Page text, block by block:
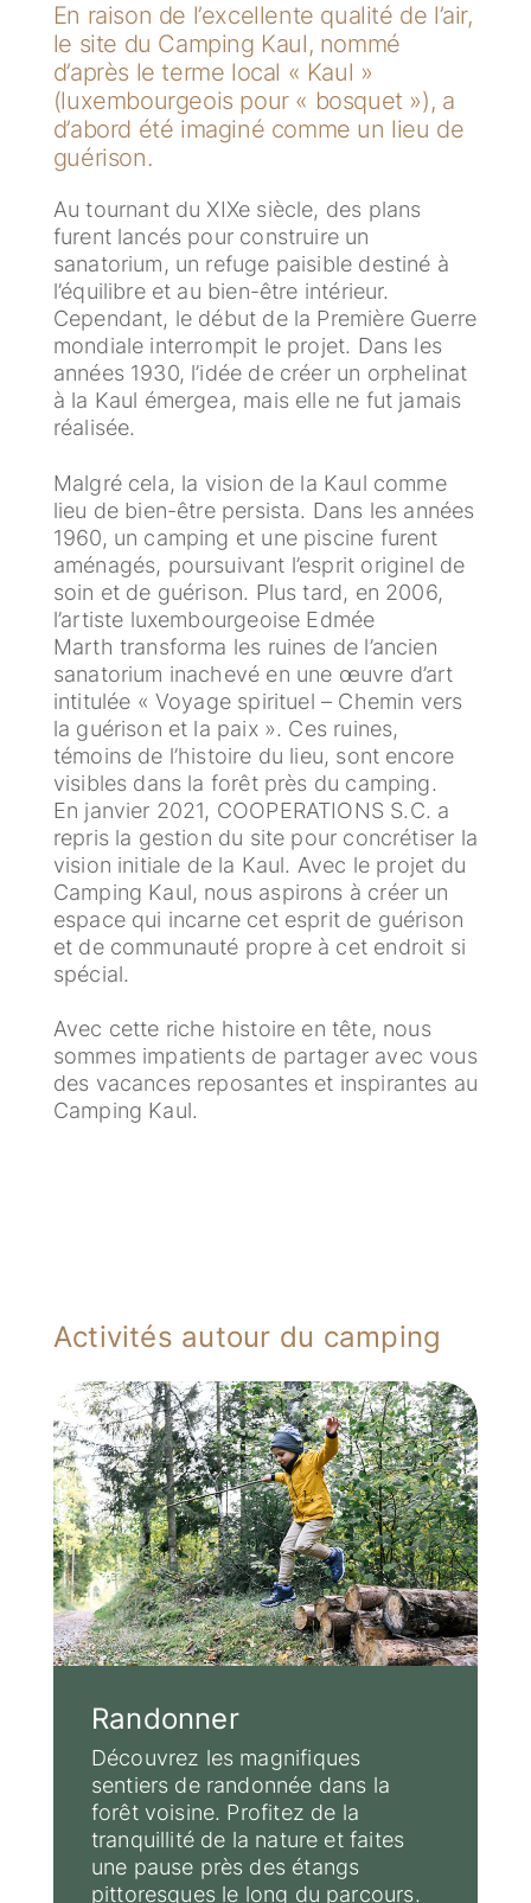
En raison de l’excellente qualité de l’air,
le site du Camping Kaul, nommé
d’après le terme local « Kaul »
(luxembourgeois pour « bosquet »), a
d’abord été imaginé comme un lieu de
guérison.
Au tournant du XIXe siècle, des plans
furent lancés pour construire un
sanatorium, un refuge paisible destiné à
l’équilibre et au bien-être intérieur.
Cependant, le début de la Première Guerre
mondiale interrompit le projet. Dans les
années 1930, l’idée de créer un orphelinat
à la Kaul émergea, mais elle ne fut jamais
réalisée.
Malgré cela, la vision de la Kaul comme
lieu de bien-être persista. Dans les années
1960, un camping et une piscine furent
aménagés, poursuivant l’esprit originel de
soin et de guérison. Plus tard, en 2006,
l’artiste luxembourgeoise Edmée
Marth transforma les ruines de l’ancien
sanatorium inachevé en une œuvre d’art
intitulée « Voyage spirituel – Chemin vers
la guérison et la paix ». Ces ruines,
témoins de l’histoire du lieu, sont encore
visibles dans la forêt près du camping.
En janvier 2021, COOPERATIONS S.C. a
repris la gestion du site pour concrétiser la
vision initiale de la Kaul. Avec le projet du
Camping Kaul, nous aspirons à créer un
espace qui incarne cet esprit de guérison
et de communauté propre à cet endroit si
spécial.
Avec cette riche histoire en tête, nous
sommes impatients de partager avec vous
des vacances reposantes et inspirantes au
Camping Kaul.
Activités autour du camping
Randonner
Découvrez les magnifiques
sentiers de randonnée dans la
forêt voisine. Profitez de la
tranquillité de la nature et faites
une pause près des étangs
pittoresques le long du parcours.